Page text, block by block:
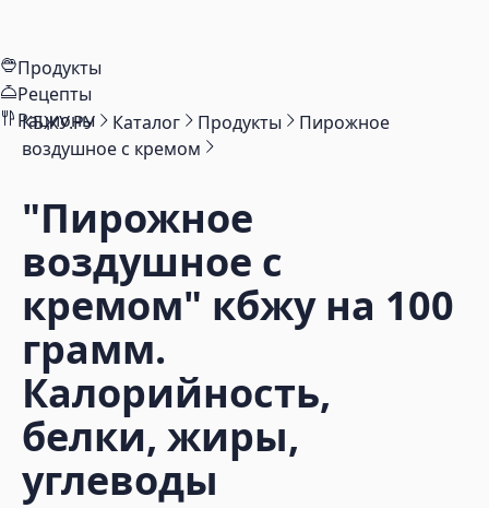
Продукты
Рецепты
Рационы
КБЖУ.РУ Каталог Продукты
Пирожное
воздушное с кремом
"Пирожное
воздушное с
кремом" кбжу на 100
грамм.
Калорийность,
белки, жиры,
углеводы